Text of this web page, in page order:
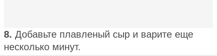
8. Добавьте плавленый сыр и варите еще
несколько минут.